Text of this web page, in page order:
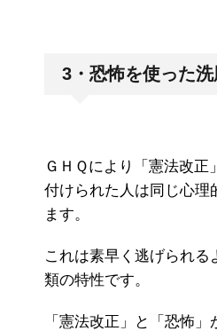
3・恐怖を使った洗
ＧＨＱにより「憲法改正
付けられた人は同じ心理
ます。
これは素早く逃げられる
類の特性です。
「憲法改正」と「恐怖